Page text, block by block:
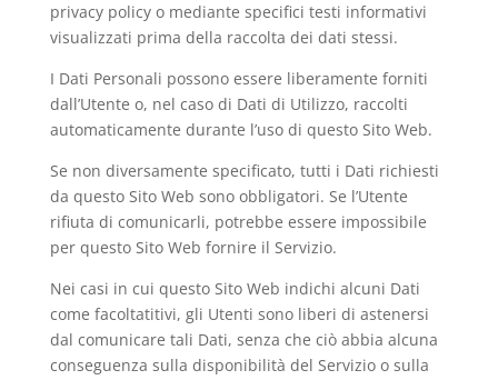
privacy policy o mediante specifici testi informativi
visualizzati prima della raccolta dei dati stessi.
I Dati Personali possono essere liberamente forniti
dall’Utente o, nel caso di Dati di Utilizzo, raccolti
automaticamente durante l’uso di questo Sito Web.
Se non diversamente specificato, tutti i Dati richiesti
da questo Sito Web sono obbligatori. Se l’Utente
rifiuta di comunicarli, potrebbe essere impossibile
per questo Sito Web fornire il Servizio.
Nei casi in cui questo Sito Web indichi alcuni Dati
come facoltatitivi, gli Utenti sono liberi di astenersi
dal comunicare tali Dati, senza che ciò abbia alcuna
conseguenza sulla disponibilità del Servizio o sulla